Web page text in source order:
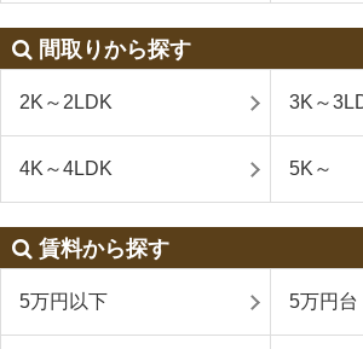
間取りから探す
2K～2LDK 3K～
4K～4LDK 5K～
賃料から探す
5万円以下 5万円台